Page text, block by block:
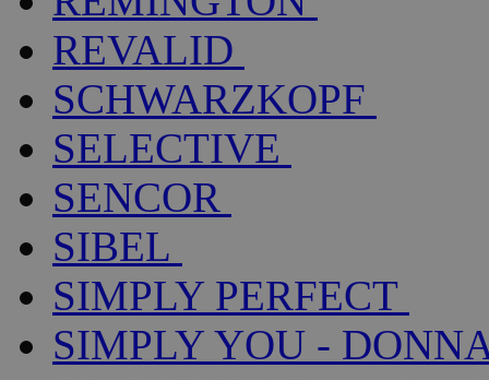
REVALID
SCHWARZKOPF
SELECTIVE
SENCOR
SIBEL
SIMPLY PERFECT
SIMPLY YOU -